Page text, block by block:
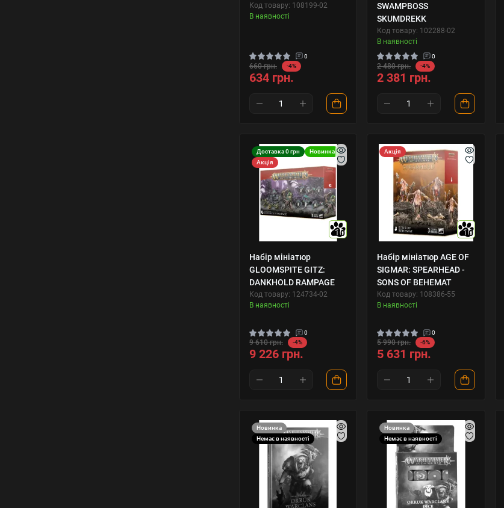
Код товару: 108199-02
В наявності
0
660 грн. -4%
634 грн.
SWAMPBOSS
SKUMDREKK
Код товару: 102288-02
В наявності
0
2 480 грн. -4%
2 381 грн.
Доставка 0 грн
Новинка
Акція
10
Набір мініатюр
GLOOMSPITE GITZ:
DANKHOLD RAMPAGE
Код товару: 124734-02
В наявності
0
9 610 грн. -4%
9 226 грн.
Акція
10
Набір мініатюр AGE OF
SIGMAR: SPEARHEAD -
SONS OF BEHEMAT
Код товару: 108386-55
В наявності
0
5 990 грн. -6%
5 631 грн.
Новинка
Немає в наявності
Новинка
Немає в наявності